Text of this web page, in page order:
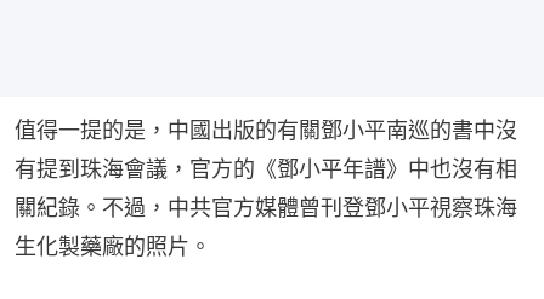
值得一提的是，中國出版的有關鄧小平南巡的書中沒
有提到珠海會議，官方的《鄧小平年譜》中也沒有相
關紀錄。不過，中共官方媒體曾刊登鄧小平視察珠海
生化製藥廠的照片。